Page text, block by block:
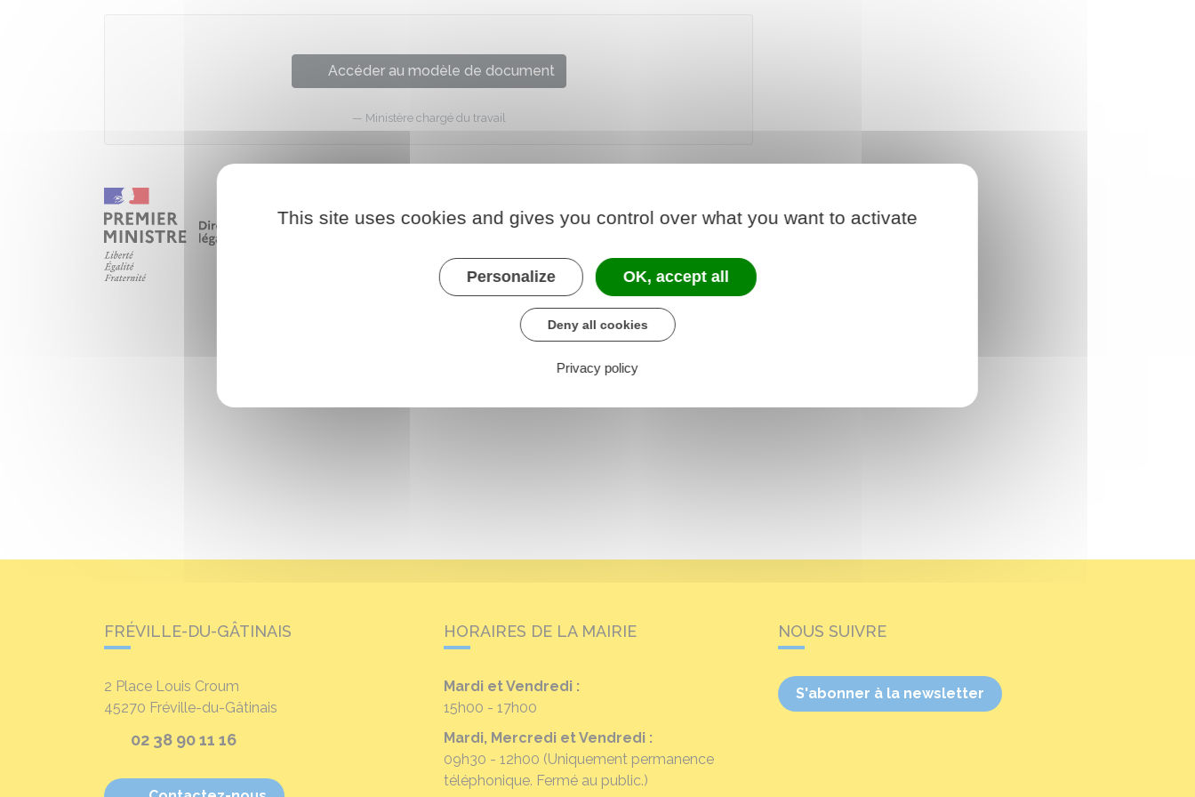
Accéder au modèle de document
Ministère chargé du travail
FRÉVILLE-DU-GÂTINAIS
2 Place Louis Croum
45270 Fréville-du-Gâtinais
02 38 90 11 16
HORAIRES DE LA MAIRIE
Mardi et Vendredi :
15h00 - 17h00
Mardi, Mercredi et Vendredi :
09h30 - 12h00 (Uniquement permanence
téléphonique. Fermé au public.)
NOUS SUIVRE
S'abonner à la newsletter
This site uses cookies and gives you control over what you want to activate
Personalize OK, accept all
Deny all cookies
Privacy policy